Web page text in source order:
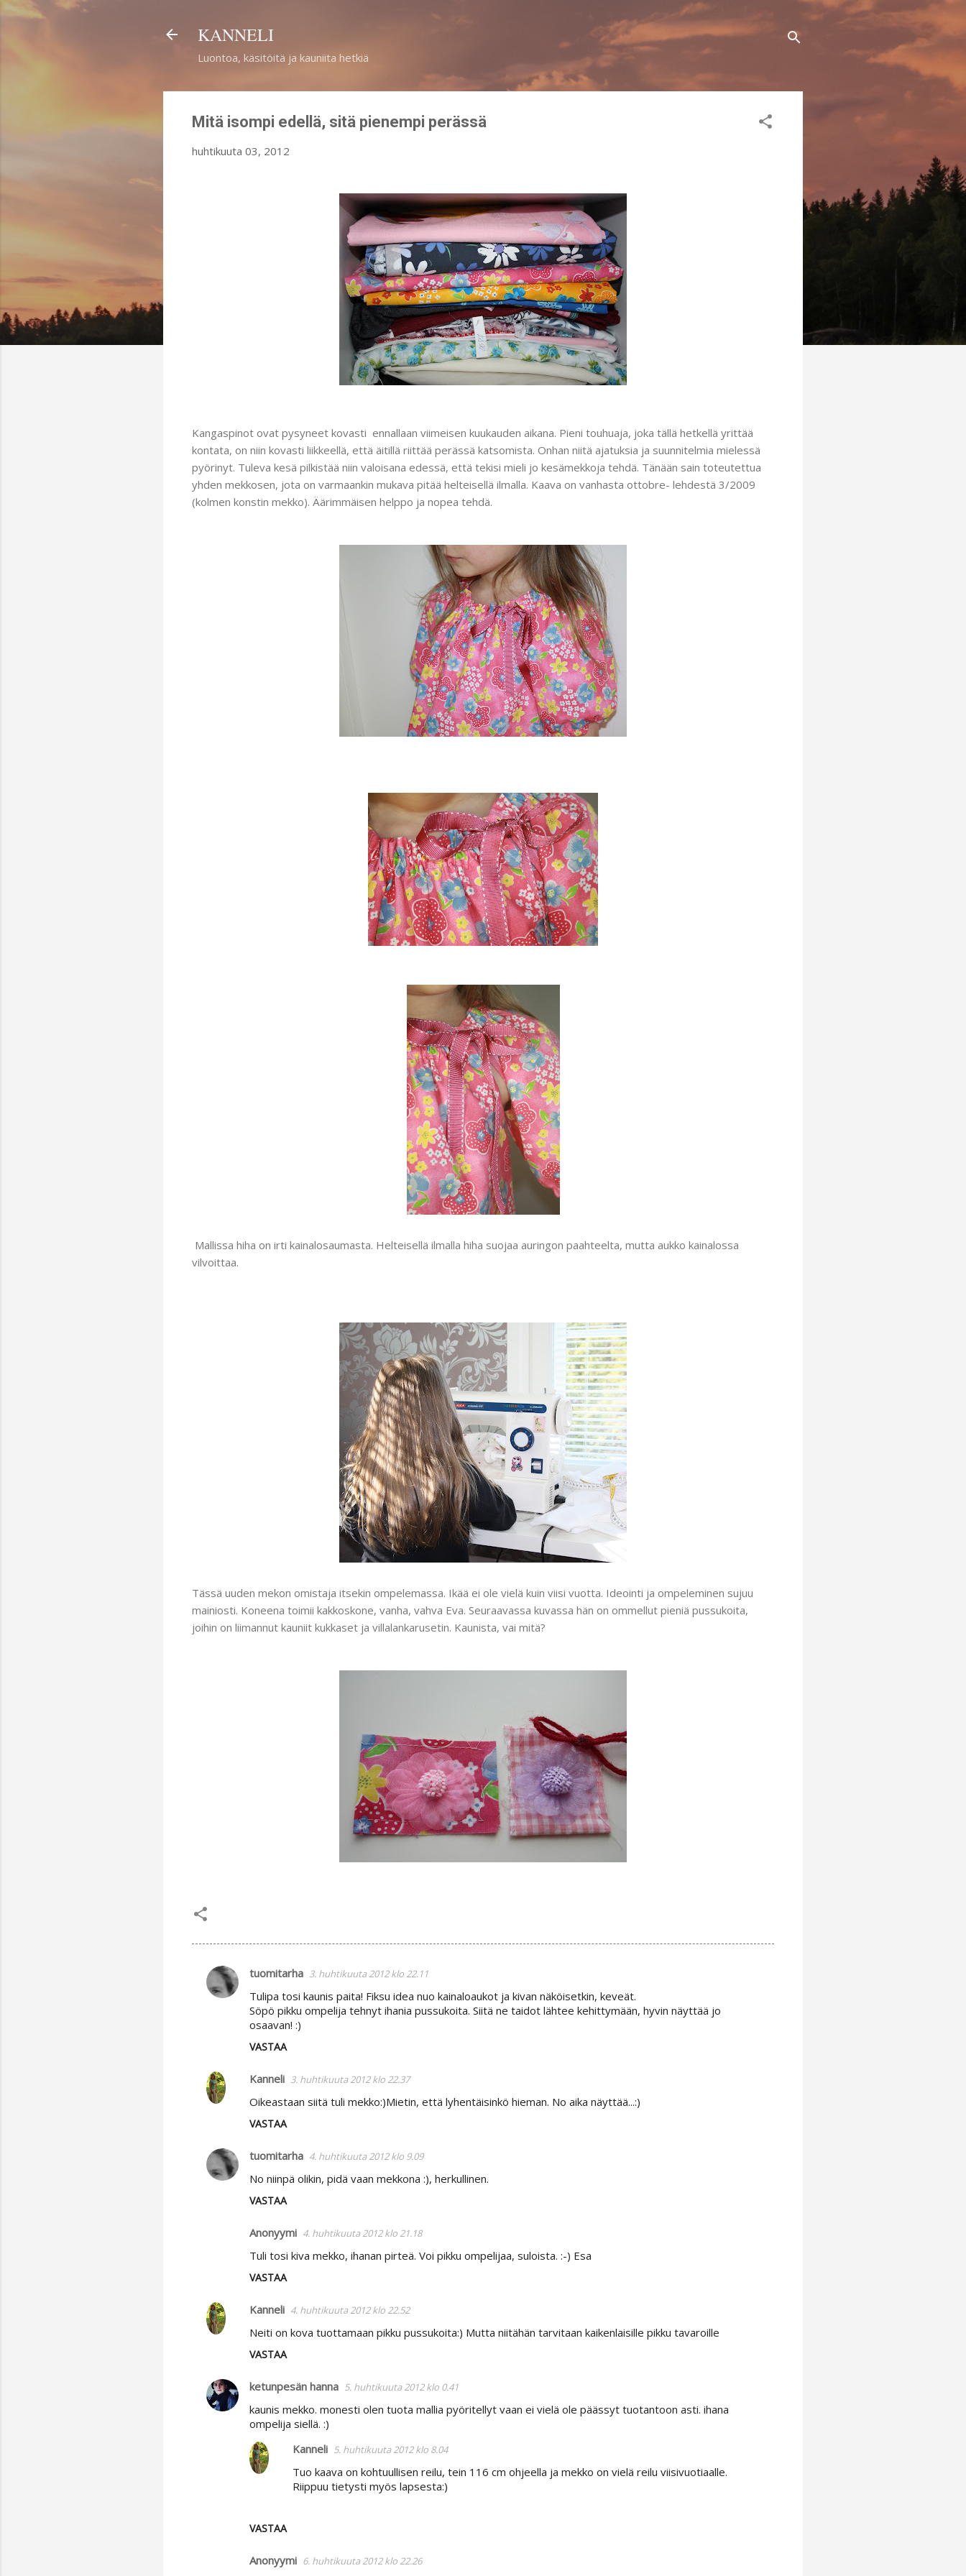
KANNELI
Luontoa, käsitöitä ja kauniita hetkiä
Mitä isompi edellä, sitä pienempi perässä
huhtikuuta 03, 2012
Kangaspinot ovat pysyneet kovasti ennallaan viimeisen kuukauden aikana. Pieni touhuaja, joka tällä hetkellä yrittää
kontata, on niin kovasti liikkeellä, että äitillä riittää perässä katsomista. Onhan niitä ajatuksia ja suunnitelmia mielessä
pyörinyt. Tuleva kesä pilkistää niin valoisana edessä, että tekisi mieli jo kesämekkoja tehdä. Tänään sain toteutettua
yhden mekkosen, jota on varmaankin mukava pitää helteisellä ilmalla. Kaava on vanhasta ottobre- lehdestä 3/2009
(kolmen konstin mekko). Äärimmäisen helppo ja nopea tehdä.
Mallissa hiha on irti kainalosaumasta. Helteisellä ilmalla hiha suojaa auringon paahteelta, mutta aukko kainalossa
vilvoittaa.
Tässä uuden mekon omistaja itsekin ompelemassa. Ikää ei ole vielä kuin viisi vuotta. Ideointi ja ompeleminen sujuu
mainiosti. Koneena toimii kakkoskone, vanha, vahva Eva. Seuraavassa kuvassa hän on ommellut pieniä pussukoita,
joihin on liimannut kauniit kukkaset ja villalankarusetin. Kaunista, vai mitä?
K
o
n
t
tuomitarha 3. huhtikuuta 2012 klo 22.11
Tulipa tosi kaunis paita! Fiksu idea nuo kainaloaukot ja kivan näköisetkin, keveät.
Söpö pikku ompelija tehnyt ihania pussukoita. Siitä ne taidot lähtee kehittymään, hyvin näyttää jo
osaavan! :)
VASTAA
Kanneli 3. huhtikuuta 2012 klo 22.37
Oikeastaan siitä tuli mekko:)Mietin, että lyhentäisinkö hieman. No aika näyttää...:)
VASTAA
tuomitarha 4. huhtikuuta 2012 klo 9.09
No niinpä olikin, pidä vaan mekkona :), herkullinen.
VASTAA
Anonyymi 4. huhtikuuta 2012 klo 21.18
Tuli tosi kiva mekko, ihanan pirteä. Voi pikku ompelijaa, suloista. :-) Esa
VASTAA
Kanneli 4. huhtikuuta 2012 klo 22.52
Neiti on kova tuottamaan pikku pussukoita:) Mutta niitähän tarvitaan kaikenlaisille pikku tavaroille
VASTAA
ketunpesän hanna 5. huhtikuuta 2012 klo 0.41
kaunis mekko. monesti olen tuota mallia pyöritellyt vaan ei vielä ole päässyt tuotantoon asti. ihana
ompelija siellä. :)
VASTAA
Kanneli 5. huhtikuuta 2012 klo 8.04
Tuo kaava on kohtuullisen reilu, tein 116 cm ohjeella ja mekko on vielä reilu viisivuotiaalle.
Riippuu tietysti myös lapsesta:)
Anonyymi 6. huhtikuuta 2012 klo 22.26